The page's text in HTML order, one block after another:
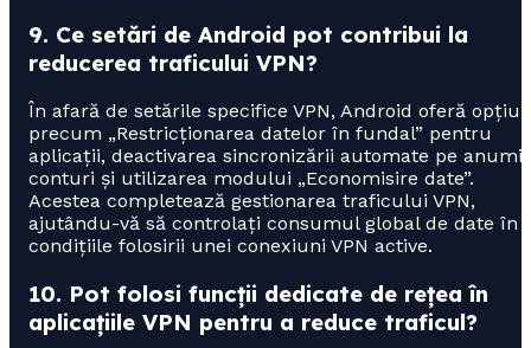
9. Ce setări de Android pot contribui la
reducerea traficului VPN?
În afară de setările specifice VPN, Android oferă
precum „Restricționarea datelor în fundal” pentru
aplicații, deactivarea sincronizării automate pe
conturi și utilizarea modului „Economisire date”.
Acestea completează gestionarea traficului VPN,
ajutându-vă să controlați consumul global de date în
condițiile folosirii unei conexiuni VPN active.
10. Pot folosi funcții dedicate de rețea în
aplicațiile VPN pentru a reduce traficul?